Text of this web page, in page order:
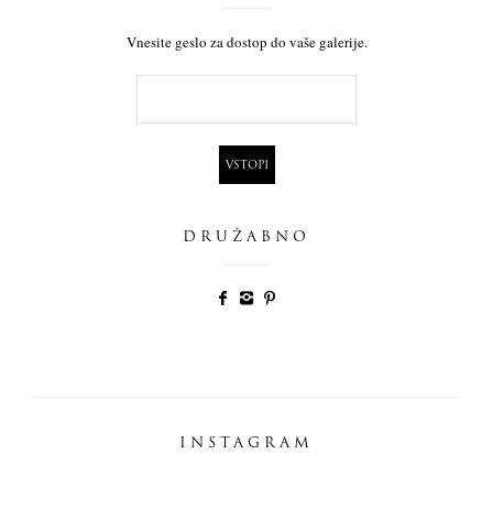
Vnesite geslo za dostop do vaše galerije.
DRUŽABNO
INSTAGRAM